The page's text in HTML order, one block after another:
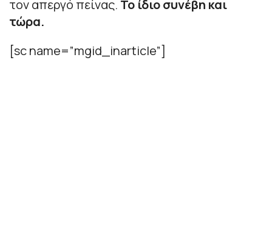
τον απεργό πείνας. Το ίδιο συνέβη και
τώρα.
[sc name=”mgid_inarticle”]